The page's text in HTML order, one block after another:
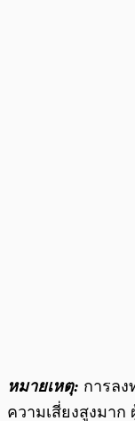
หมายเหตุ: การล
ความเสี่ยงสูงมา